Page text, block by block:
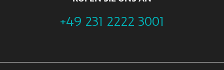
+49 231 2222 3001